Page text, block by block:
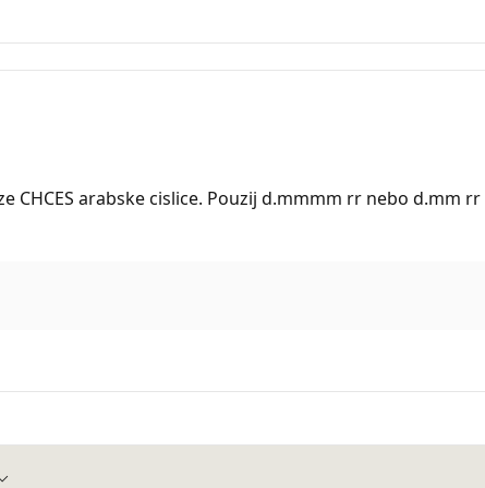
CHCES arabske cislice. Pouzij d.mmmm rr nebo d.mm rr